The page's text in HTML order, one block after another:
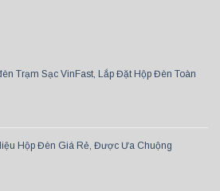
Trạm Sạc VinFast, Lắp Đặt Hộp Đèn Toàn
Hộp Đèn Giá Rẻ, Được Ưa Chuộng